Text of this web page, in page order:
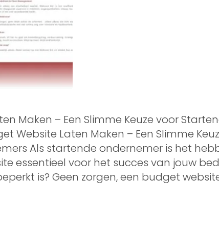
Maken – Een Slimme Keuze voor
Website Laten Maken – Een Slimme
Als startende ondernemer is het
essentieel voor het succes van jouw
is? Geen zorgen, een budget